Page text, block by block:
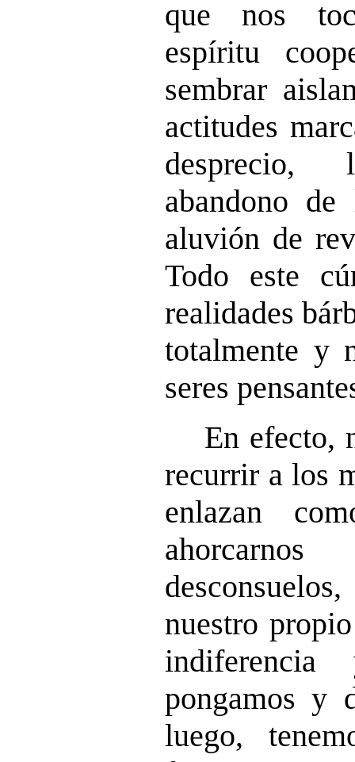
que nos
espíritu
sembrar
actitudes
abandono
aluvión de
Todo este
realidades
totalmente y
seres
En efecto,
recurrir a los
enlazan
nuestro
pongamos y
luego,